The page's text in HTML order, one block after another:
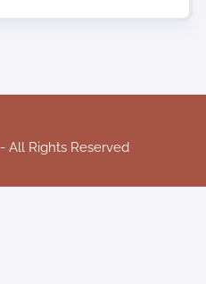
- All Rights Reserved